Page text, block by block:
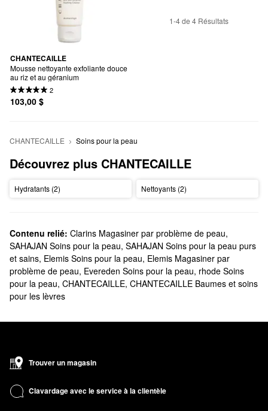
CHANTECAILLE
Mousse nettoyante exfoliante douce
au riz et au géranium
2
103,00 $
1-4 de 4 Résultats
CHANTECAILLE Soins pour la peau
Découvrez plus CHANTECAILLE
Hydratants (2) Nettoyants (2)
Contenu relié: Clarins Magasiner par problème de peau,
SAHAJAN Soins pour la peau, SAHAJAN Soins pour la peau purs
et sains, Elemis Soins pour la peau, Elemis Magasiner par
problème de peau, Evereden Soins pour la peau, rhode Soins
pour la peau, CHANTECAILLE, CHANTECAILLE Baumes et soins
pour les lèvres
Trouver un magasin
Clavardage avec le service à la clientèle